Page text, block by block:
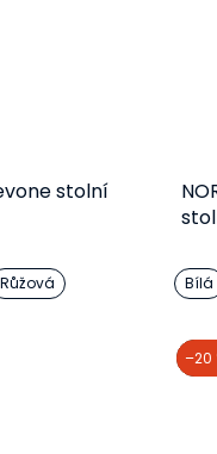
stolní
Růžová Bílá
–20